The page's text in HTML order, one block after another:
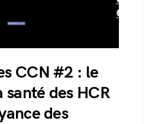
CCN #2 : le
santé des HCR
des